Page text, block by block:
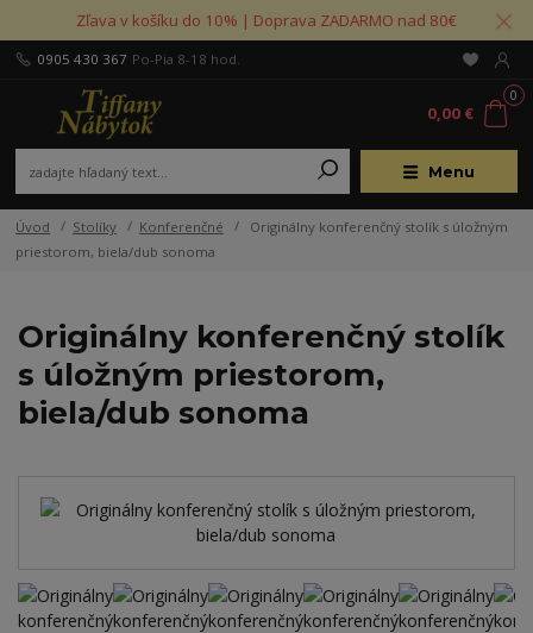
Zľava v košíku do 10% | Doprava ZADARMO nad 80€
Menu
0905 430 367 Po-Pia 8-18 hod.
0
0,00 €
Úvod Stolíky Konferenčné
Originálny konferenčný stolík s úložným
priestorom, biela/dub sonoma
Originálny konferenčný stolík
s úložným priestorom,
biela/dub sonoma